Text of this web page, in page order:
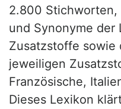
2.800 Stichworten,
und Synonyme der
Zusatzstoffe sowie
jeweiligen
Französische,
Dieses Lexikon